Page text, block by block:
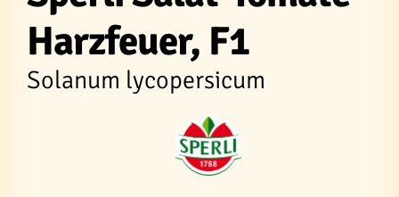
Harzfeuer, F1
Solanum lycopersicum